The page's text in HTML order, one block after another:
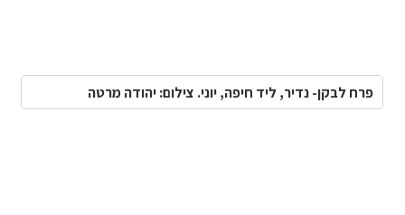
פרח לבקן- נדיר, ליד חיפה, יוני. צילום: יהודה מרטה